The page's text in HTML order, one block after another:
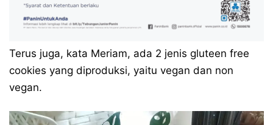
Terus juga, kata Meriam, ada 2 jenis gluteen free
cookies yang diproduksi, yaitu vegan dan non
vegan.